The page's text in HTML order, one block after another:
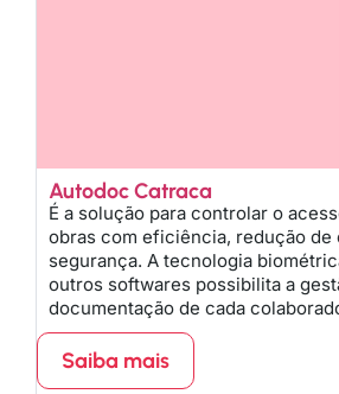
Autodoc Catraca
É a solução para controlar o
obras com eficiência, redução de
segurança. A tecnologia
outros softwares possibilita a
documentação de cada
Saiba mais